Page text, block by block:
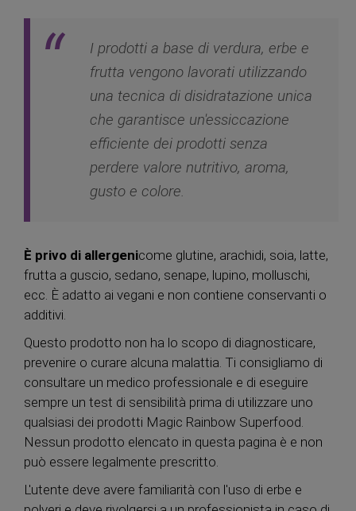
I prodotti a base di verdura, erbe e
frutta vengono lavorati utilizzando
una tecnica di disidratazione unica
che garantisce un'essiccazione
efficiente dei prodotti senza
perdere valore nutritivo, aroma,
gusto e colore.
È privo di allergenicome glutine, arachidi, soia, latte,
frutta a guscio, sedano, senape, lupino, molluschi,
ecc. È adatto ai vegani e non contiene conservanti o
additivi.
Questo prodotto non ha lo scopo di diagnosticare,
prevenire o curare alcuna malattia. Ti consigliamo di
consultare un medico professionale e di eseguire
sempre un test di sensibilità prima di utilizzare uno
qualsiasi dei prodotti Magic Rainbow Superfood.
Nessun prodotto elencato in questa pagina è e non
può essere legalmente prescritto.
L'utente deve avere familiarità con l'uso di erbe e